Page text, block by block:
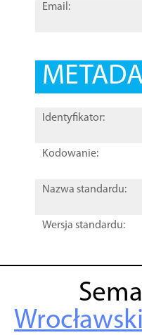
Email:
Identyfikator:
Kodowanie:
Nazwa standardu:
Wersja standardu: